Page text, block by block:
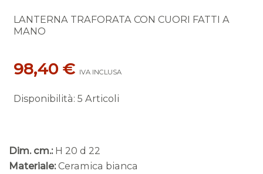
LANTERNA TRAFORATA CON CUORI FATTI A
MANO
98,40 € IVA INCLUSA
Disponibilità: 5 Articoli
Dim. cm.: H 20 d 22
Materiale: Ceramica bianca